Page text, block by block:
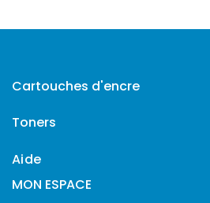
Cartouches d'encre
Toners
Aide
MON ESPACE